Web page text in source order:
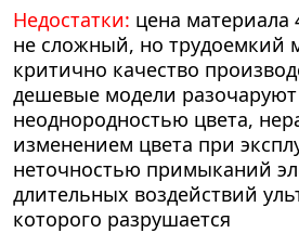
Недостатки: цена материала
не сложный, но трудоемкий
критично качество
дешевые модели разочаруют
неоднородностью цвета,
изменением цвета при
неточностью примыканий
длительных воздействий
которого разрушается